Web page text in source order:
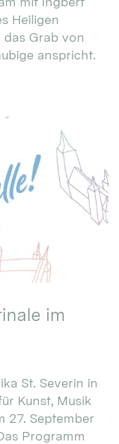
Heiligen
Grab von
anspricht.
im
St. Severin in
Kunst, Musik
27. September
Programm